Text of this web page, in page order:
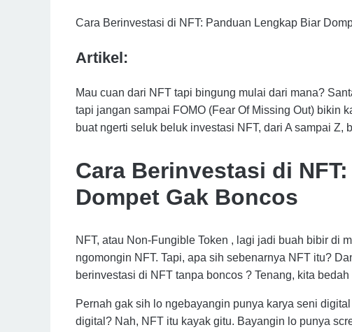
Cara Berinvestasi di NFT: Panduan Lengkap Biar
Artikel:
Mau cuan dari NFT tapi bingung mulai dari mana?
tapi jangan sampai FOMO (Fear Of Missing Out) bikin
buat ngerti seluk beluk investasi NFT, dari A sampai
Cara Berinvestasi di
Dompet Gak Boncos
NFT, atau Non-Fungible Token , lagi jadi buah bibir di
ngomongin NFT. Tapi, apa sih sebenarnya NFT itu?
berinvestasi di NFT tanpa boncos ? Tenang, kita
Pernah gak sih lo ngebayangin punya karya seni
digital? Nah, NFT itu kayak gitu. Bayangin lo punya